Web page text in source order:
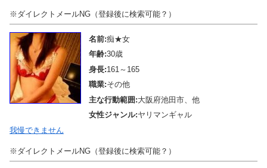
※ダイレクトメールNG（登録後に検索可能？）
名前:痴★女
年齢:30歳
身長:161～165
職業:その他
主な行動範囲:大阪府池田市、他
女性ジャンル:ヤリマンギャル
我慢できません
※ダイレクトメールNG（登録後に検索可能？）